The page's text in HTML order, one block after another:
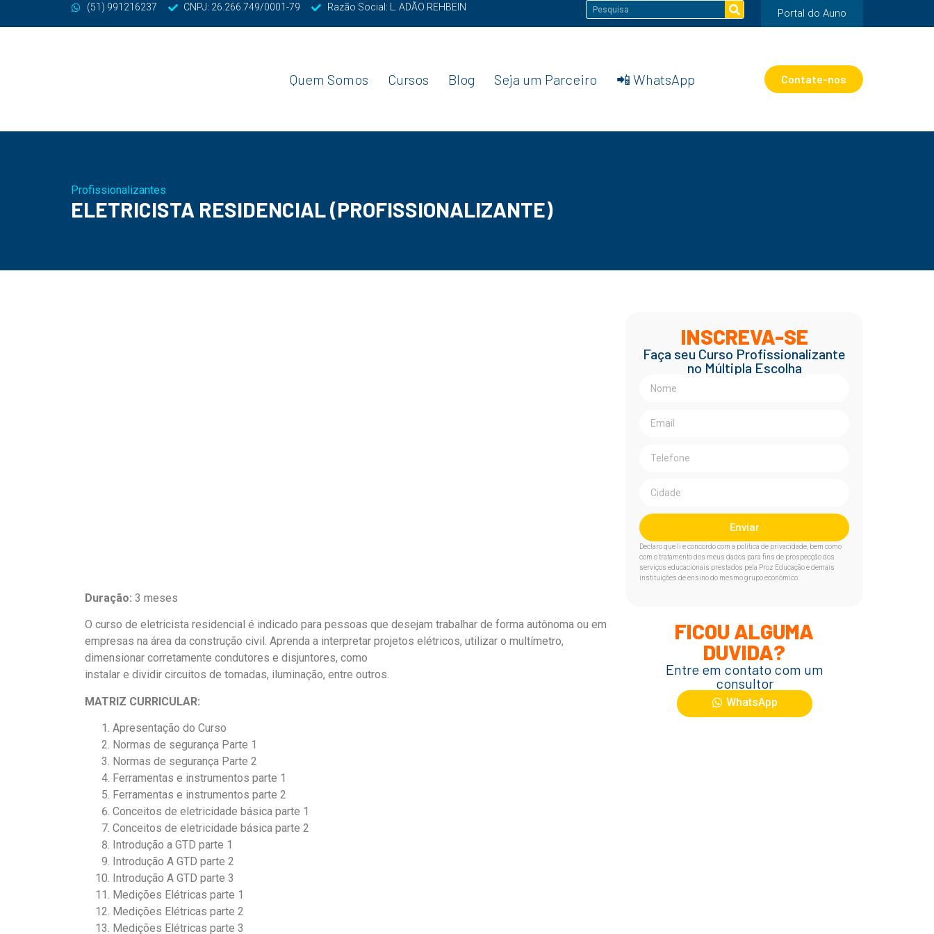
(51) 991216237 CNPJ: 26.266.749/0001-79 Razão Social: L. ADÃO REHBEIN Portal do Auno
Quem Somos Cursos Blog Seja um Parceiro 📲 WhatsApp Contate-nos
Profissionalizantes
ELETRICISTA RESIDENCIAL (PROFISSIONALIZANTE)
Duração: 3 meses
O curso de eletricista residencial é indicado para pessoas que desejam trabalhar de forma autônoma ou em
empresas na área da construção civil. Aprenda a interpretar projetos elétricos, utilizar o multímetro,
dimensionar corretamente condutores e disjuntores, como
instalar e dividir circuitos de tomadas, iluminação, entre outros.
MATRIZ CURRICULAR:
Apresentação do Curso
Normas de segurança Parte 1
Normas de segurança Parte 2
Ferramentas e instrumentos parte 1
Ferramentas e instrumentos parte 2
Conceitos de eletricidade básica parte 1
Conceitos de eletricidade básica parte 2
Introdução a GTD parte 1
Introdução A GTD parte 2
Introdução A GTD parte 3
Medições Elétricas parte 1
Medições Elétricas parte 2
Medições Elétricas parte 3
INSCREVA-SE
Faça seu Curso Profissionalizante
no Múltipla Escolha
Enviar
Declaro que li e concordo com a política de privacidade, bem como
com o tratamento dos meus dados para fins de prospecção dos
serviços educacionais prestados pela Proz Educação e demais
instituições de ensino do mesmo grupo econômico.
FICOU ALGUMA
DUVIDA?
Entre em contato com um
consultor
WhatsApp